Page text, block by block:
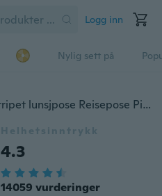
Logg inn
Nylig sett på
Moteisolert termisk kjøler stripet lunsjpose Reisepose Picnic bærevesker
Helhetsinntrykk
4.3
14059 vurderinger